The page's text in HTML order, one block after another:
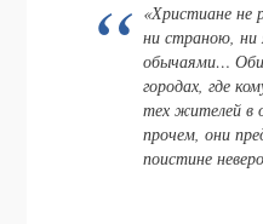
«Христиане не
ни страною,
обычаями…
городах, где
тех жителей в
прочем, они
поистине